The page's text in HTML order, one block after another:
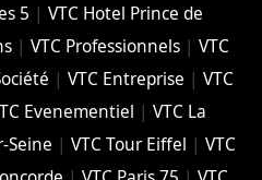
5 |VTC Hotel Prince de
| VTC Professionnels| VTC
| VTC Entreprise | VTC
Evenementiel |VTC La
Seine |VTC Tour Eiffel |VTC